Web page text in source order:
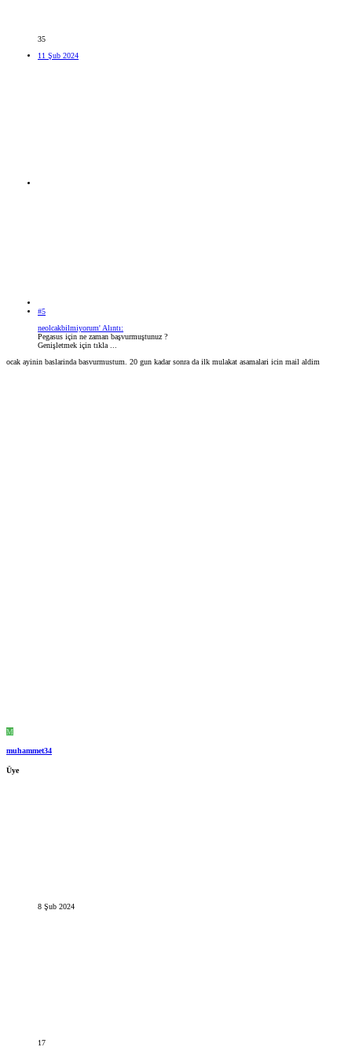
35
11 Şub 2024
#5
neolcakbilmiyorum' Alıntı:
Pegasus için ne zaman başvurmuştunuz ?
Genişletmek için tıkla ...
ocak ayinin baslarinda basvurmustum. 20 gun kadar sonra da ilk mulakat asamalari icin mail aldim
M
muhammet34
Üye
8 Şub 2024
17